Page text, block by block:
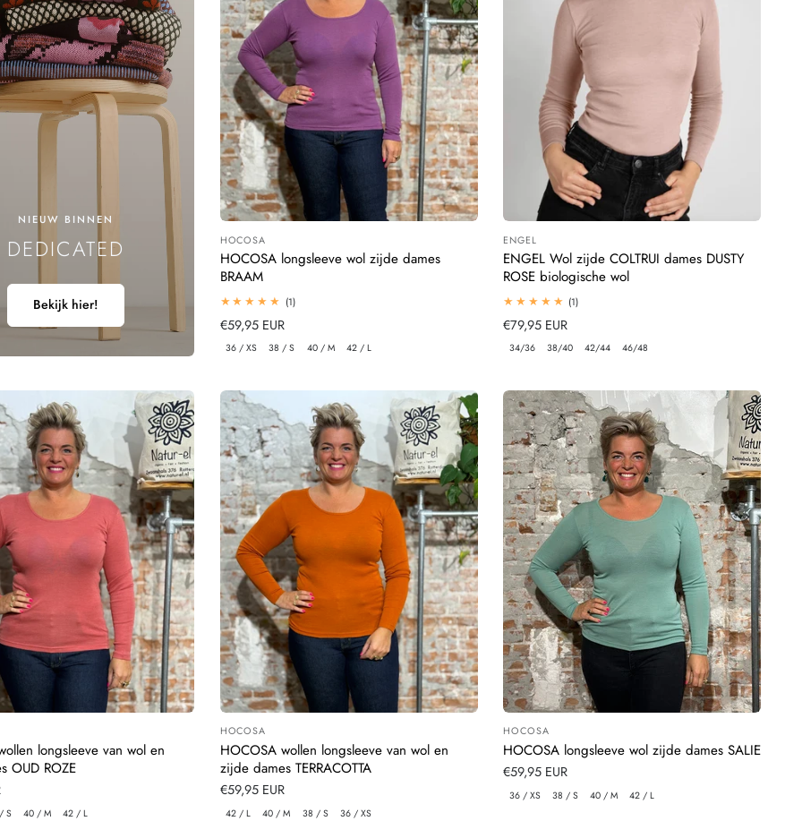
NIEUW BINNEN
DEDICATED
Bekijk hier!
Leverancier:
HOCOSA
HOCOSA longsleeve wol zijde dames
BRAAM
(1)1
Normale
prijs
€59,95 EUR
36 / XS 38 / S 40 / M 42 / L
Leverancier:
ENGEL
ENGEL Wol zijde COLTRUI dames DUSTY
ROSE biologische wol
(1)1
Normale
prijs
€79,95 EUR
34/36 38/40 42/44 46/48
longsleeve van wol en
OUD ROZE
S 40 / M 42 / L
Leverancier:
HOCOSA
HOCOSA wollen longsleeve van wol en
zijde dames TERRACOTTA
Normale
prijs
€59,95 EUR
42 / L 40 / M 38 / S 36 / XS
Leverancier:
HOCOSA
HOCOSA longsleeve wol zijde dames SALIE
Normale
prijs
€59,95 EUR
36 / XS 38 / S 40 / M 42 / L